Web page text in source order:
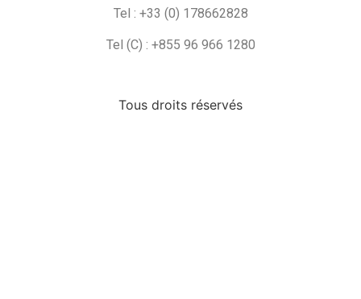
Tel : +33 (0) 178662828
Tel (C) : +855 96 966 1280
Tous droits réservés